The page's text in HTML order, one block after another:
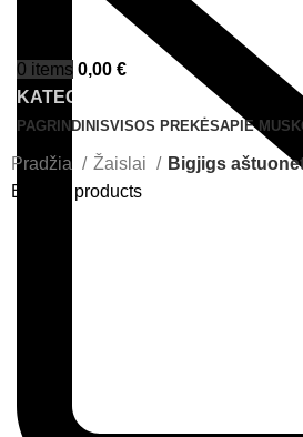
0 items 0,00 €
KATEGORIJOS
PAGRINDINISVISOS PREKĖSAPIE MUS
Pradžia Žaislai
Bigjigs
Back to products